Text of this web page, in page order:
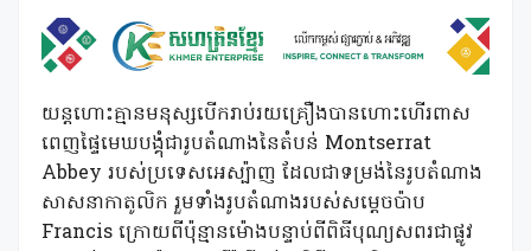
យន្តហោះគ្មានមនុស្សបើករាប់រយគ្រឿងបានហោះហើរពាស
ពេញផ្ទៃមេឃបង្គុំជារូបតំណាងនៃតំបន់ Montserrat
Abbey របស់ប្រទេសអេស្ប៉ាញ ដែលជាទម្រង់នៃរូបតំណាង
សាសនាកាតូលិក រួមទាំងរូបតំណាងរបស់សម្តេចប៉ាប
Francis ក្រោយពីប៉ុន្មានម៉ោងបន្ទាប់ពីពិធីបុណ្យសពរជាផ្លូវ